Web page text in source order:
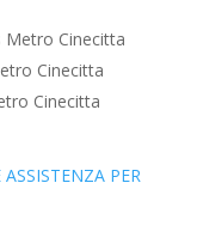
Metro Cinecitta
Cinecitta
Cinecitta
PER